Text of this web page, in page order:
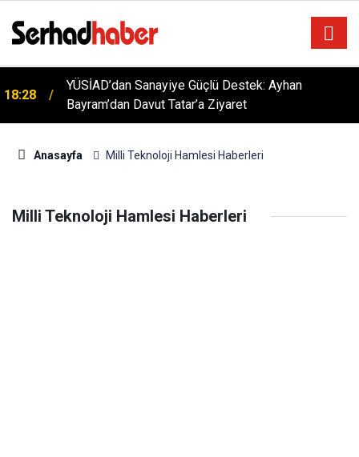
18:28
YÜSİAD’dan Sanayiye Güçlü Destek: Ayhan
Bayram’dan Davut Tatar’a Ziyaret
Anasayfa Milli Teknoloji Hamlesi Haberleri
Milli Teknoloji Hamlesi Haberleri